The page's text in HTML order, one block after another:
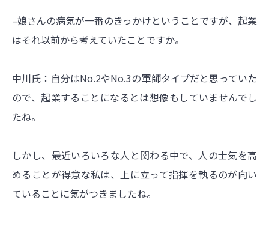
–娘さんの病気が一番のきっかけということですが、起業
はそれ以前から考えていたことですか。
中川氏：自分はNo.2やNo.3の軍師タイプだと思っていた
ので、起業することになるとは想像もしていませんでし
たね。
しかし、最近いろいろな人と関わる中で、人の士気を高
めることが得意な私は、上に立って指揮を執るのが向い
ていることに気がつきましたね。